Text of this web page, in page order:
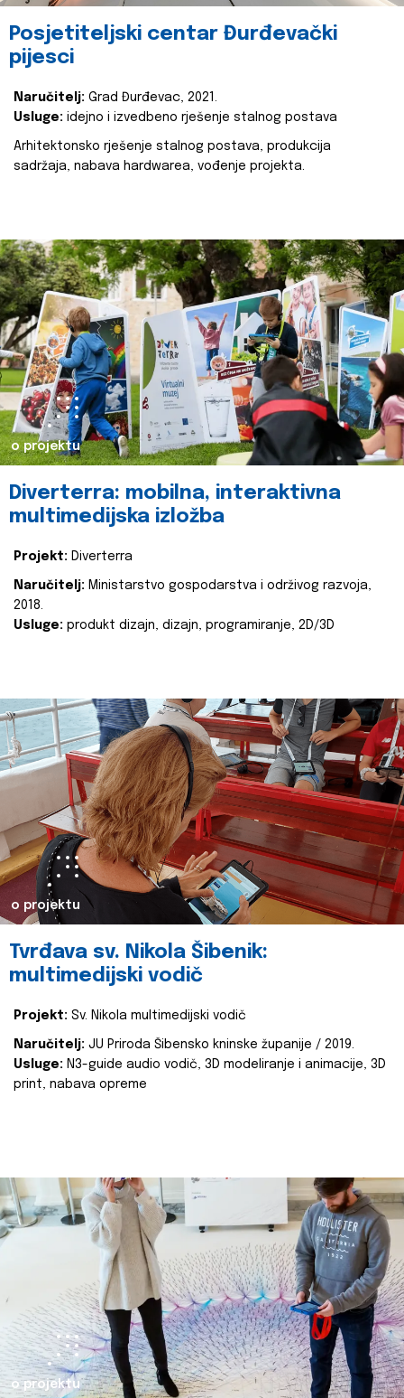
Posjetiteljski centar Đurđevački
pijesci
Naručitelj: Grad Đurđevac, 2021.
Usluge: idejno i izvedbeno rješenje stalnog postava
Arhitektonsko rješenje stalnog postava, produkcija
sadržaja, nabava hardwarea, vođenje projekta.
o projektu
Diverterra: mobilna, interaktivna
multimedijska izložba
Projekt: Diverterra
Naručitelj: Ministarstvo gospodarstva i održivog razvoja,
2018.
Usluge: produkt dizajn, dizajn, programiranje, 2D/3D
o projektu
Tvrđava sv. Nikola Šibenik:
multimedijski vodič
Projekt: Sv. Nikola multimedijski vodič
Naručitelj: JU Priroda Šibensko kninske županije / 2019.
Usluge: N3-guide audio vodič, 3D modeliranje i animacije, 3D
print, nabava opreme
o projektu